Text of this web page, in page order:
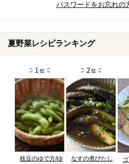
パスワードをお忘れの
夏野菜レシピランキング
枝豆のゆで方/ゆ
なすの煮びたし